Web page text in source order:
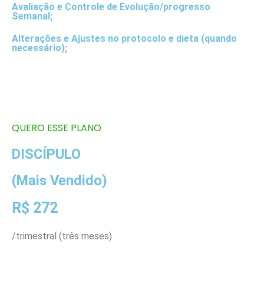
Avaliação e Controle de Evolução/progresso
Semanal;
Alterações e Ajustes no protocolo e dieta (quando
necessário);
QUERO ESSE PLANO
DISCÍPULO
(Mais Vendido)
R$ 272
/trimestral (três meses)